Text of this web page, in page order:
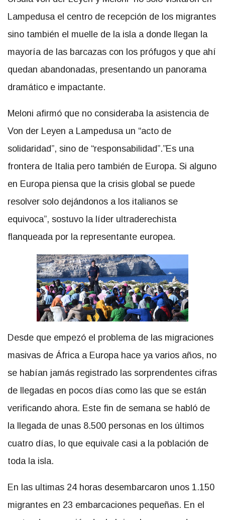
Lampedusa el centro de recepción de los migrantes
sino también el muelle de la isla a donde llegan la
mayoría de las barcazas con los prófugos y que ahí
quedan abandonadas, presentando un panorama
dramático e impactante.
Meloni afirmó que no consideraba la asistencia de
Von der Leyen a Lampedusa un “acto de
solidaridad”, sino de “responsabilidad”.”Es una
frontera de Italia pero también de Europa. Si alguno
en Europa piensa que la crisis global se puede
resolver solo dejándonos a los italianos se
equivoca”, sostuvo la líder ultraderechista
flanqueada por la representante europea.
Desde que empezó el problema de las migraciones
masivas de África a Europa hace ya varios años, no
se habían jamás registrado las sorprendentes cifras
de llegadas en pocos días como las que se están
verificando ahora. Este fin de semana se habló de
la llegada de unas 8.500 personas en los últimos
cuatro días, lo que equivale casi a la población de
toda la isla.
En las ultimas 24 horas desembarcaron unos 1.150
migrantes en 23 embarcaciones pequeñas. En el